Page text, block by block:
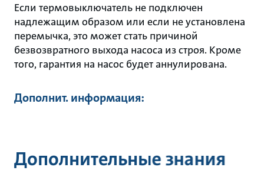
Если термовыключатель не подключен
надлежащим образом или если не установлена
перемычка, это может стать причиной
безвозвратного выхода насоса из строя. Кроме
того, гарантия на насос будет аннулирована.
Дополнит. информация:
Дополнительные знания